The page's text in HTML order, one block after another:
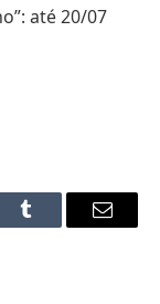
até 20/07
Tumblr Email